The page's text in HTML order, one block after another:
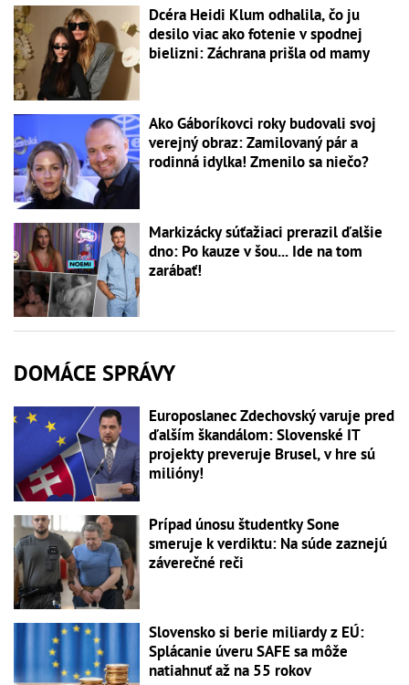
Dcéra Heidi Klum odhalila, čo ju
desilo viac ako fotenie v spodnej
bielizni: Záchrana prišla od mamy
Ako Gáboríkovci roky budovali svoj
verejný obraz: Zamilovaný pár a
rodinná idylka! Zmenilo sa niečo?
Markizácky súťažiaci prerazil ďalšie
dno: Po kauze v šou... Ide na tom
zarábať!
DOMÁCE SPRÁVY
Europoslanec Zdechovský varuje pred
ďalším škandálom: Slovenské IT
projekty preveruje Brusel, v hre sú
milióny!
Prípad únosu študentky Sone
smeruje k verdiktu: Na súde zaznejú
záverečné reči
Slovensko si berie miliardy z EÚ:
Splácanie úveru SAFE sa môže
natiahnuť až na 55 rokov